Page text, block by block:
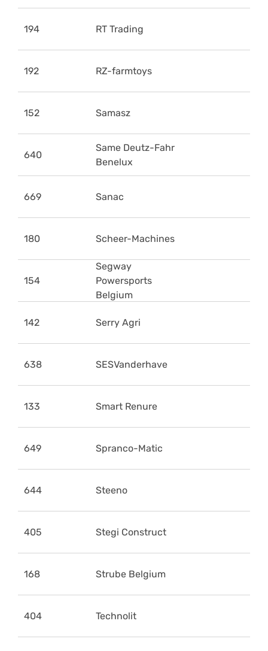
194 RT Trading
192 RZ-farmtoys
152 Samasz
640
Same Deutz-Fahr
Benelux
669 Sanac
180 Scheer-Machines
154
Segway
Powersports
Belgium
142 Serry Agri
638 SESVanderhave
133 Smart Renure
649 Spranco-Matic
644 Steeno
405 Stegi Construct
168 Strube Belgium
404 Technolit